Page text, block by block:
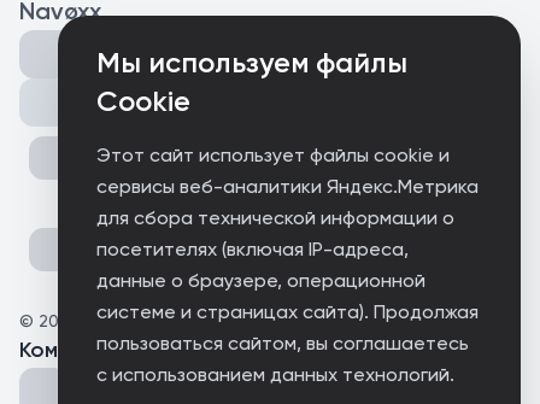
Мы используем файлы
Cookie
Этот сайт использует файлы cookie и
сервисы веб-аналитики Яндекс.Метрика
для сбора технической информации о
посетителях (включая IP-адреса,
данные о браузере, операционной
системе и страницах сайта). Продолжая
пользоваться сайтом, вы соглашаетесь
с использованием данных технологий.
Navøxx
© 2026 Navøxx
Комментарии(0 )